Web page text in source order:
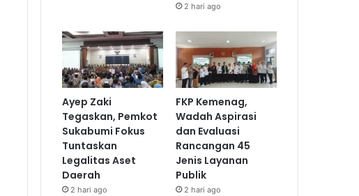
2 hari ago
Ayep Zaki
Tegaskan, Pemkot
Sukabumi Fokus
Tuntaskan
Legalitas Aset
Daerah
2 hari ago
FKP Kemenag,
Wadah Aspirasi
dan Evaluasi
Rancangan 45
Jenis Layanan
Publik
2 hari ago